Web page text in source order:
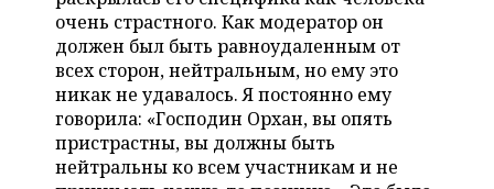
очень страстного. Как модератор он
должен был быть равноудаленным от
всех сторон, нейтральным, но ему это
никак не удавалось. Я постоянно ему
говорила: «Господин Орхан, вы опять
пристрастны, вы должны быть
нейтральны ко всем участникам и не